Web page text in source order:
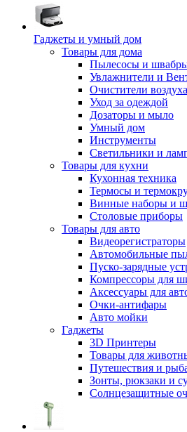
Гаджеты и умный дом
Товары для дома
Пылесосы и
Увлажнители и
Очистители воздуха
Уход за одеждой
Дозаторы и мыло
Умный дом
Инструменты
Светильники и
Товары для кухни
Кухонная техника
Термосы и
Винные наборы и
Столовые приборы
Товары для авто
Видеорегистраторы
Автомобильные
Пуско-зарядные
Компрессоры для
Аксессуары для
Очки-антифары
Авто мойки
Гаджеты
3D Принтеры
Товары для
Путешествия и
Зонты, рюкзаки и
Солнцезащитные